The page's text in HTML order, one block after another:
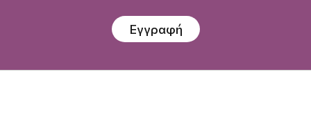
Εγγραφή